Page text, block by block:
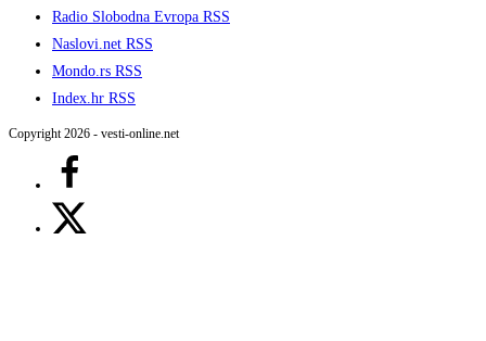
Radio Slobodna Evropa RSS
Naslovi.net RSS
Mondo.rs RSS
Index.hr RSS
Copyright 2026 - vesti-online.net